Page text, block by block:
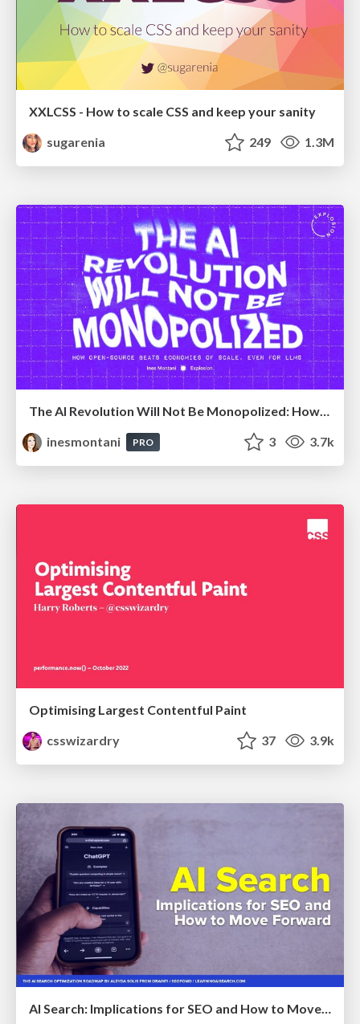
XXLCSS - How to scale CSS and keep your sanity
sugarenia
249 1.3M
inesmontani
PRO 3 3.7k
Optimising Largest Contentful Paint
csswizardry
37 3.9k
AI Search: Implications for SEO and How to Move Forward - #ShenzhenSEOConference